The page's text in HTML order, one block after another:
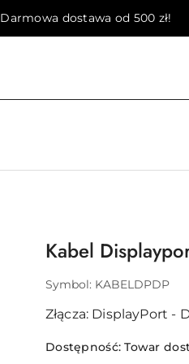
Darmowa dostawa od 500 zł!
Kabel
Symbol: KABELDPDP
Złącza: DisplayPort -
Dostępność:Towar